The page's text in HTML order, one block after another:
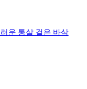
운 통살 겉은 바삭